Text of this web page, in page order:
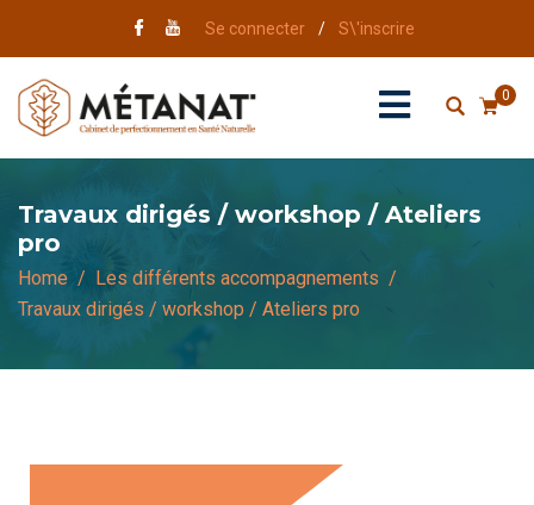
Se connecter / S\'inscrire
0
Travaux dirigés / workshop / Ateliers
pro
Home
Les différents accompagnements
Travaux dirigés / workshop / Ateliers pro